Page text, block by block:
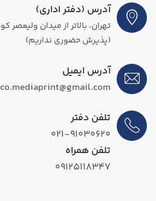
آدرس (دفتر اداری)
(پذیرش حضوری نداریم)
آدرس ایمیل
co.mediaprint@gmail.com
تلفن دفتر
۰۲۱-۹۱۰۳۰۶۲۰
تلفن همراه
۰۹۱۲۵۱۱۸۳۴۷